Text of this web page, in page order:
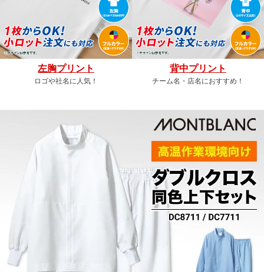
左胸プリント
ロゴや社名に人気！
背中プリント
チーム名・店名におすすめ！